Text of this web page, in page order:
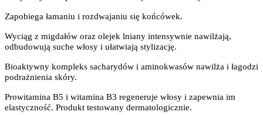
Zapobiega łamaniu i rozdwajaniu się końcówek.
Wyciąg z migdałów oraz olejek lniany intensywnie nawilżają,
odbudowują suche włosy i ułatwiają stylizację.
Bioaktywny kompleks sacharydów i aminokwasów nawilża i łagodzi
podrażnienia skóry.
Prowitamina B5 i witamina B3 regeneruje włosy i zapewnia im
elastyczność. Produkt testowany dermatologicznie.